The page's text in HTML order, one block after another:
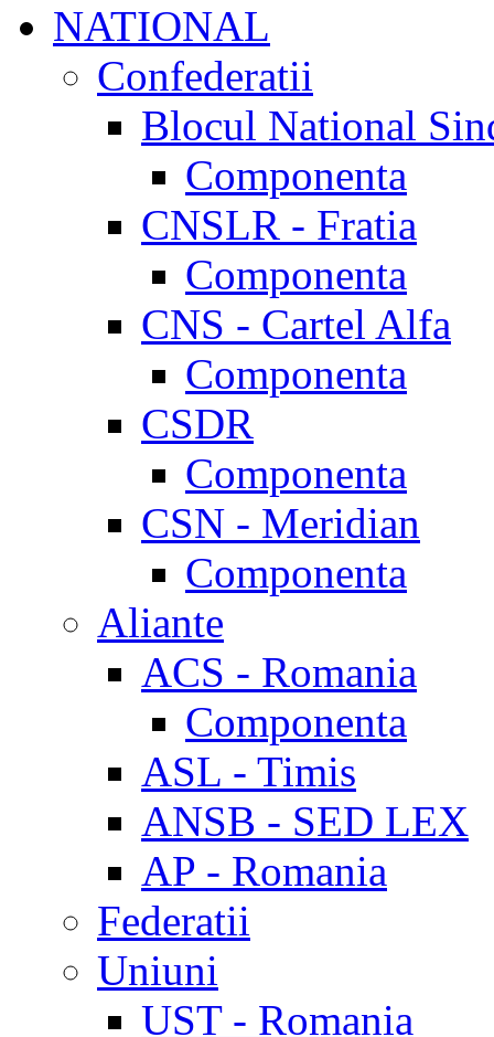
NATIONAL
Confederatii
Blocul National
Componenta
CNSLR - Fratia
Componenta
CNS - Cartel Alfa
Componenta
CSDR
Componenta
CSN - Meridian
Componenta
Aliante
ACS - Romania
Componenta
ASL - Timis
ANSB - SED LEX
AP - Romania
Federatii
Uniuni
UST - Romania